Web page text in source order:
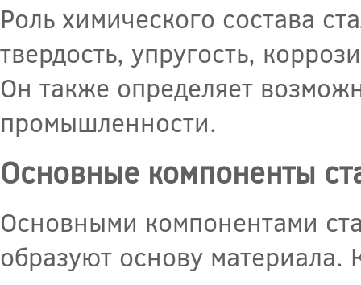
Роль химического состава
твердость, упругость,
Он также определяет
промышленности.
Основные компоненты
Основными компонентами
образуют основу материала.